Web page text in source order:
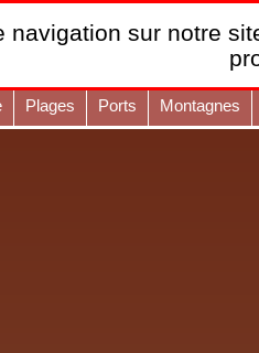
Plages Ports Montagnes
navigation sur notre